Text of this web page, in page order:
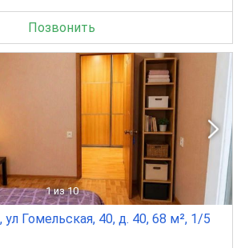
Позвонить
1 из 10
Гомельская, 40, д. 40, 68 м², 1/5